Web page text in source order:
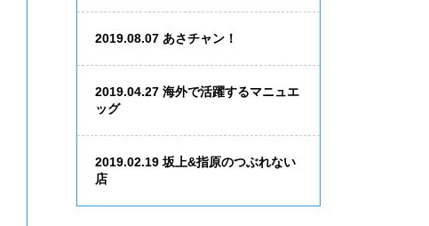
2019.08.07 あさチャン！
2019.04.27 海外で活躍するマニュエ
ッグ
2019.02.19坂上&指原のつぶれない
店